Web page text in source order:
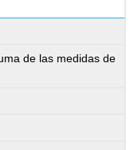
de las medidas de